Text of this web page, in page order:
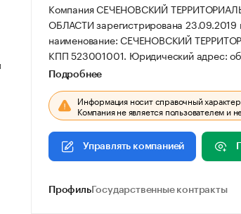
Компания СЕЧЕНОВСКИЙ
ОБЛАСТИ зарегистрирована 23.09.2019
наименование: СЕЧЕНОВСКИЙ
КПП 523001001. Юридический адрес:
Подробнее
Информация носит справочный
Компания не является пользователем
Управлять компанией
ПрофильГосударственные контракты